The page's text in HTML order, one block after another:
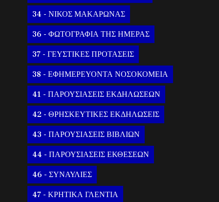
34 - ΝΙΚΟΣ ΜΑΚΑΡΩΝΑΣ
36 - ΦΩΤΟΓΡΑΦΙΑ ΤΗΣ ΗΜΕΡΑΣ
37 - ΓΕΥΣΤΙΚΕΣ ΠΡΟΤΑΣΕΙΣ
38 - ΕΦΗΜΕΡΕΥΟΝΤΑ ΝΟΣΟΚΟΜΕΙΑ
41 - ΠΑΡΟΥΣΙΑΣΕΙΣ ΕΚΔΗΛΩΣΕΩΝ
42 - ΘΡΗΣΚΕΥΤΙΚΕΣ ΕΚΔΗΛΩΣΕΙΣ
43 - ΠΑΡΟΥΣΙΑΣΕΙΣ ΒΙΒΛΙΩΝ
44 - ΠΑΡΟΥΣΙΑΣΕΙΣ ΕΚΘΕΣΕΩΝ
46 - ΣΥΝΑΥΛΙΕΣ
47 - ΚΡΗΤΙΚΑ ΓΛΕΝΤΙΑ